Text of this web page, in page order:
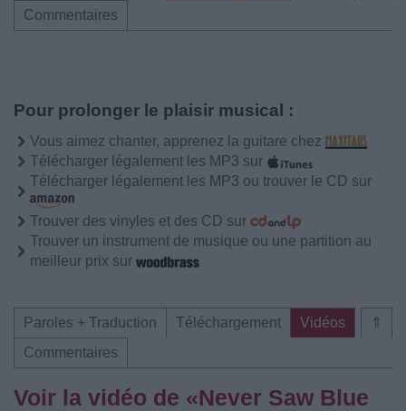
Commentaires
Pour prolonger le plaisir musical :
Vous aimez chanter, apprenez la guitare chez
Télécharger légalement les MP3 sur
Télécharger légalement les MP3 ou trouver le CD sur
Trouver des vinyles et des CD sur
Trouver un instrument de musique ou une partition au
meilleur prix sur
⇑
Paroles + Traduction Téléchargement
Vidéos
Commentaires
Voir la vidéo de «Never Saw Blue